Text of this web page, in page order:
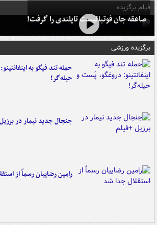
فیلم برگزیده
صاعقه جان فوتبالیست تایلندی را گرفت!
برگزیده ورزشی
حمله تند فیگو به
حیله‌گر!
جنجال جدید نیمار در
رامین رضاییان رسماً از